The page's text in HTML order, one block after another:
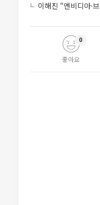
이해진 “엔비디아·
좋아요
0